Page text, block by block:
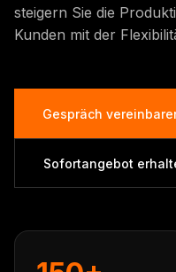
steigern Sie die
Kunden mit der
Gespräch
Sofortangebot